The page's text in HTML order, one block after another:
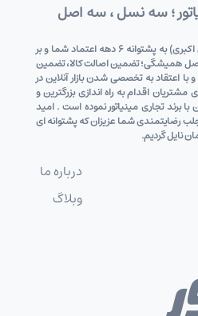
؛ سه نسل ، سه اصل
شرکت شکوهمند گستر دی (علی اکبری) به پشتوانه 6 دهه اعتماد شما و بر
همیشگی؛ تضمین اصالت کالا، تضمین
اعتقاد به تخصصی شدن بازار آنلاین در
اقدام به راه اندازی بزرگترین و
برند تجاری مینیاتور نموده است . امید
رضایتمندی شما عزیزان که پشتوانه ای
نایل گردیم.
درباره ما
وبلاگ